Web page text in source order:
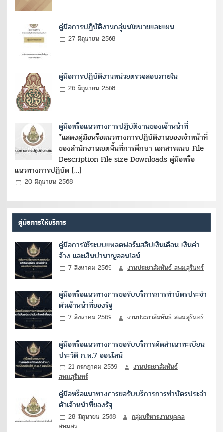
คู่มือการปฏิบัติงานกลุ่มนโยบายและแผน
27 มิถุนายน 2568
คู่มือการปฏิบัติงานหน่วยตรวจสอบภายใน
26 มิถุนายน 2568
คู่มือหรือแนวทางการปฏิบัติงานของเจ้าหน้าที่
*แสดงคู่มือหรือแนวทางการปฏิบัติงานของเจ้าหน้าที่
ของสำนักงานเขตพื้นที่การศึกษา เอกสารแนบ File
Description File size Downloads คู่มือหรือ
แนวทางการปฏิบัต […]
20 มิถุนายน 2568
คู่มือการให้บริการ
คู่มือการใช้ระบบแพลตฟอร์มสลิปเงินเดือน เงินค่า
จ้าง และเงินบำนาญออนไลน์
7 สิงหาคม 2569 งานประชาสัมพันธ์ สพม.สุรินทร์
คู่มือหรือแนวทางการขอรับบริการการทำบัตรประจำ
ตัวเจ้าหน้าที่ของรัฐ
7 สิงหาคม 2569 งานประชาสัมพันธ์ สพม.สุรินทร์
คู่มือหรือแนวทางการขอรับบริการคัดสำเนาทะเบียน
ประวัติ ก.พ.7 ออนไลน์
21 กรกฎาคม 2569
งานประชาสัมพันธ์
สพม.สุรินทร์
คู่มือหรือแนวทางการขอรับบริการการทำบัตรประจำ
ตัวเจ้าหน้าที่ของรัฐ
28 มิถุนายน 2568
กลุ่มบริหารงานบุคคล
สพม.สร